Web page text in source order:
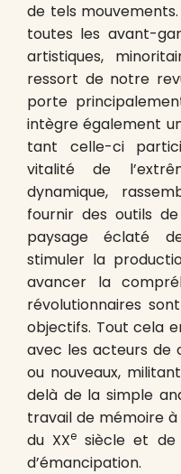
de tels
toutes les avant-
artistiques,
ressort de notre
porte
intègre également
tant celle-ci
vitalité de
dynamique,
fournir des outils
paysage éclaté
stimuler la
avancer la
révolutionnaires
objectifs. Tout cela
avec les acteurs de
ou nouveaux,
delà de la simple
travail de mémoire à
du XXe siècle et de
d’émancipation.